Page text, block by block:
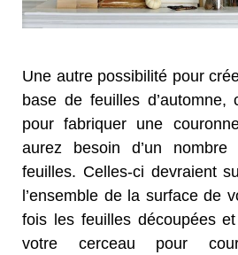
Une autre possibilité pour
base de feuilles d’automne,
pour fabriquer une
aurez besoin d’un
feuilles. Celles-ci devraient
l’ensemble de la surface de
fois les feuilles découpées
votre cerceau pour